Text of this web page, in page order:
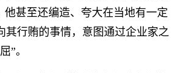
他甚至还编造、夸大在当地有一定
其行贿的事情，意图通过企业家之
”。